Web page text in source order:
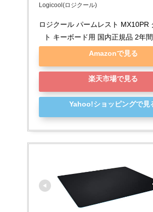
Logicool(ロジクール)
ロジクール パームレスト MX10PR
ト キーボード用 国内正規品 2年
Amazonで見る
楽天市場で見る
Yahoo!ショッピングで見